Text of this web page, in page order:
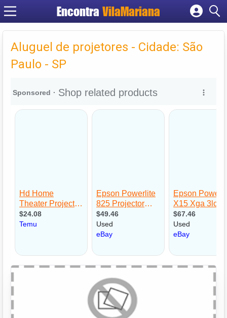
EncontraVilaMariana
Cadastrar empresa
Criar conta
Aluguel de projetores - Cidade: São
Paulo - SP